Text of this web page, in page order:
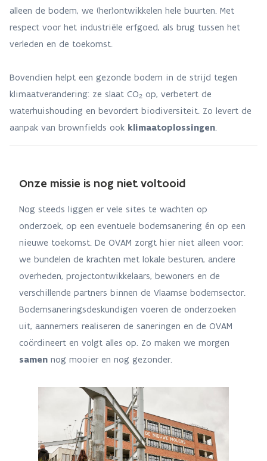
alleen de bodem, we (her)ontwikkelen hele buurten. Met
respect voor het industriële erfgoed, als brug tussen het
verleden en de toekomst.
Bovendien helpt een gezonde bodem in de strijd tegen
klimaatverandering: ze slaat CO₂ op, verbetert de
waterhuishouding en bevordert biodiversiteit. Zo levert de
aanpak van brownfields ook klimaatoplossingen.
Onze missie is nog niet voltooid
Nog steeds liggen er vele sites te wachten op
onderzoek, op een eventuele bodemsanering én op een
nieuwe toekomst. De OVAM zorgt hier niet alleen voor:
we bundelen de krachten met lokale besturen, andere
overheden, projectontwikkelaars, bewoners en de
verschillende partners binnen de Vlaamse bodemsector.
Bodemsaneringsdeskundigen voeren de onderzoeken
uit, aannemers realiseren de saneringen en de OVAM
coördineert en volgt alles op. Zo maken we morgen
samen nog mooier en nog gezonder.